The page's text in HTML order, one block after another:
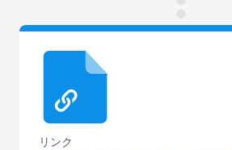
リンク